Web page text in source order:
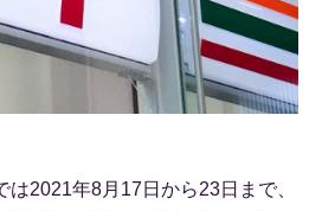
は2021年8月17日から23日まで、